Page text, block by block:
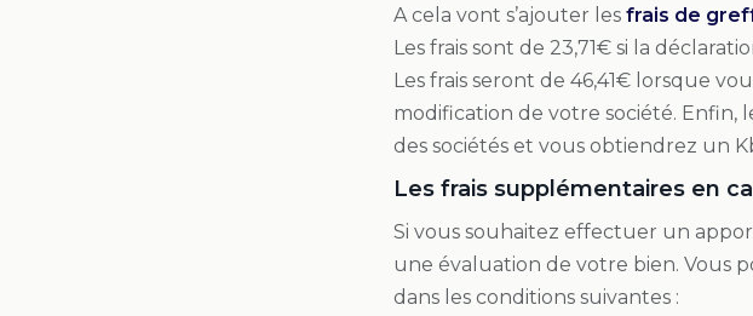
A cela vont s’ajouter les frais de
Les frais sont de 23,71€ si la
Les frais seront de 46,41€ lorsque
modification de votre société.
des sociétés et vous obtiendrez un
Les frais supplémentaires en
Si vous souhaitez effectuer un
une évaluation de votre bien. Vous
dans les conditions suivantes :